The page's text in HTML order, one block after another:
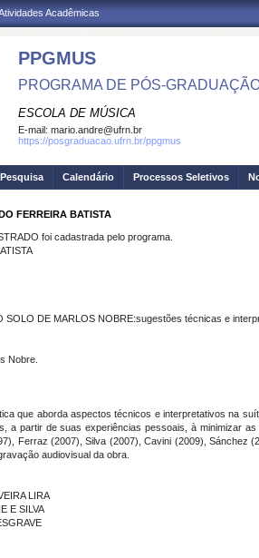
Acadêmicas
PPGMUS
PROGRAMA DE PÓS-
ESCOLA DE MÚSICA
E-mail: mario.andre@ufrn.br
https://posgraduacao.ufrn.br/ppgmus
Calendário Processos Seletivos
FERREIRA BATISTA
foi cadastrada pelo programa.
SOLO DE MARLOS NOBRE:sugestões técnicas e
Nobre.
que aborda aspectos técnicos e interpretativos na
a partir de suas experiências pessoais, à minimizar
Ferraz (2007), Silva (2007), Cavini (2009), Sánchez
audiovisual da obra.
LIRA
E SILVA